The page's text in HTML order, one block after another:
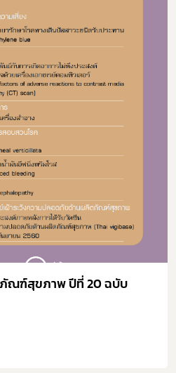
ภัณฑ์สุขภาพ ปีที่ 20 ฉบับ